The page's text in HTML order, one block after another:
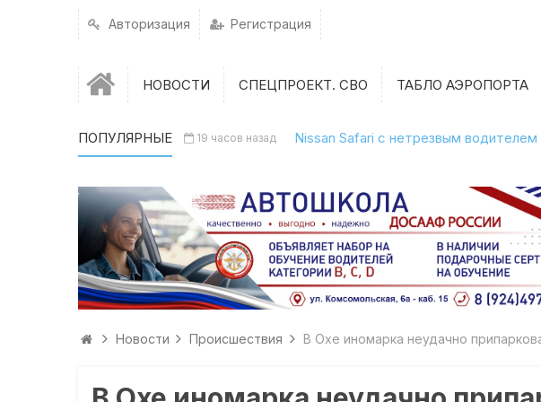
Авторизация Регистрация
НОВОСТИ СПЕЦПРОЕКТ. СВО ТАБЛО АЭРОПОРТА
ПОПУЛЯРНЫЕ 19 часов назад Nissan Safari с нетрезвым
Новости Происшествия В Охе иномарка неудачно